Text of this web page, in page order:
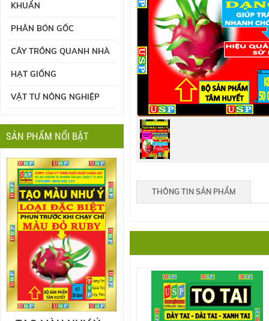
THÔNG TIN SẢN PHẨM
KHUẨN
PHÂN BÓN GỐC
CÂY TRỒNG QUANH NHÀ
HẠT GIỐNG
VẬT TƯ NÔNG NGHIỆP
SẢN PHẨM NỔI BẬT